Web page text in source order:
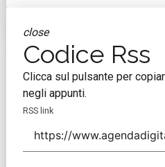
close
Codice Rss
Clicca sul pulsante per
negli appunti.
RSS link